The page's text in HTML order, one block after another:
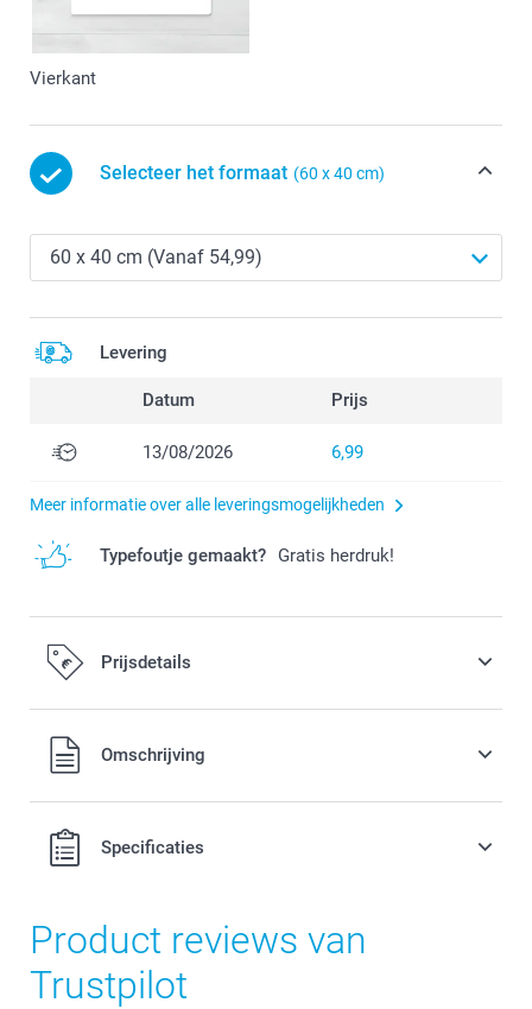
Vierkant
Selecteer het formaat (60 x 40 cm)
Levering
Datum Prijs
13/08/2026 6,99
Meer informatie over alle leveringsmogelijkheden
Typefoutje gemaakt? Gratis herdruk!
Prijsdetails
Alle prijzen zijn in EURO (€) inclusief BTW en exclusief
verzendkosten.Omschrijving
Specificaties
Product reviews van
Trustpilot